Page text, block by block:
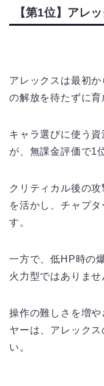
【第1位】アレ
アレックスは最初
の解放を待たずに育
キャラ選びに使う
が、無課金評価で1
クリティカル後の
を活かし、チャプ
す。
一方で、低HP時の
火力型ではありませ
操作の難しさを増
ヤーは、アレック
い。